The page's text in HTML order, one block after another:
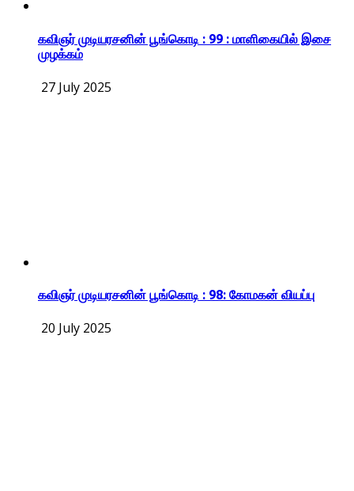
கவிஞர் முடியரசனின் பூங்கொடி : 99 : மாளிகையில் இசை
முழக்கம்
27 July 2025
கவிஞர் முடியரசனின் பூங்கொடி : 98: கோமகன் வியப்பு
20 July 2025